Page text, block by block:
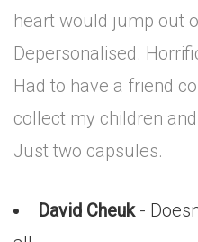
heart would jump out
Depersonalised.
Had to have a friend
collect my children
Just two capsules.
David Cheuk-